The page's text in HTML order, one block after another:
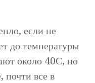
если не
до температуры
около 40С, но
почти все в